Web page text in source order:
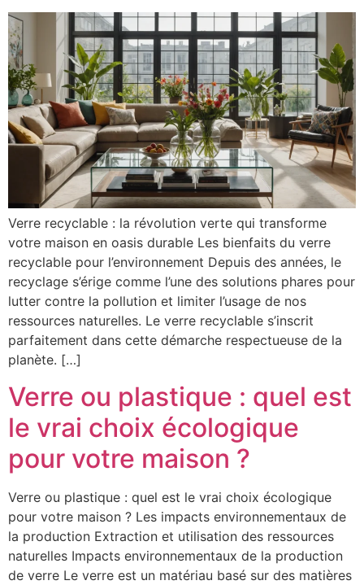
Verre recyclable : la révolution verte qui transforme
votre maison en oasis durable Les bienfaits du verre
recyclable pour l’environnement Depuis des années, le
recyclage s’érige comme l’une des solutions phares pour
lutter contre la pollution et limiter l’usage de nos
ressources naturelles. Le verre recyclable s’inscrit
parfaitement dans cette démarche respectueuse de la
planète. […]
Verre ou plastique : quel est
le vrai choix écologique
pour votre maison ?
Verre ou plastique : quel est le vrai choix écologique
pour votre maison ? Les impacts environnementaux de
la production Extraction et utilisation des ressources
naturelles Impacts environnementaux de la production
de verre Le verre est un matériau basé sur des matières